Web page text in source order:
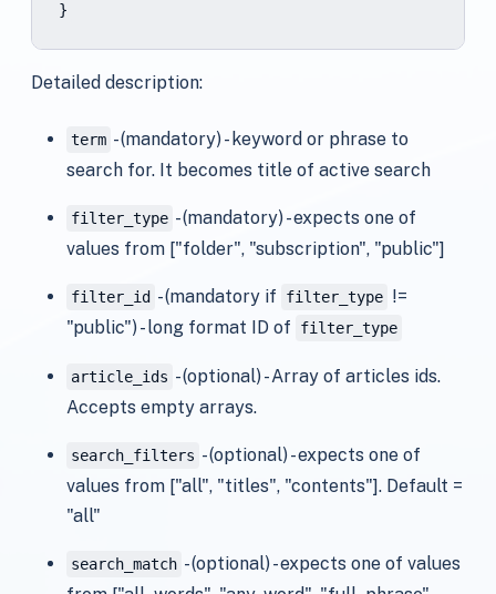
}
Detailed description:
term - (mandatory) - keyword or phrase to
search for. It becomes title of active search
filter_type - (mandatory) - expects one of
values from ["folder", "subscription", "public"]
filter_id - (mandatory if filter_type !=
"public") - long format ID of
filter_type
article_ids - (optional) - Array of articles ids.
Accepts empty arrays.
search_filters - (optional) - expects one of
values from ["all", "titles", "contents"]. Default =
"all"
search_match - (optional) - expects one of values